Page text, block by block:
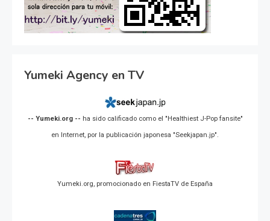
Yumeki Agency en TV
-- Yumeki.org -- ha sido calificado como el "Healthiest J-Pop fansite"
en Internet, por la publicación japonesa "Seekjapan.jp".
Yumeki.org, promocionado en FiestaTV de España